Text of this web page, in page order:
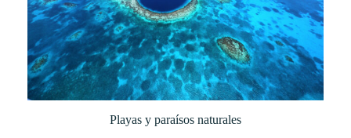
Playas y paraísos naturales